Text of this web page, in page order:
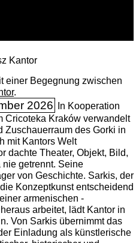
Kantor
einer Begegnung zwischen
.
2026
In Kooperation
Cricoteka Kraków verwandelt
Zuschauerraum des Gorki in
mit Kantors Welt
dachte Theater, Objekt, Bild,
nie getrennt. Seine
von Geschichte. Sarkis, der
Konzeptkunst entscheidend
armenischen
arbeitet, lädt Kantor in
Von Sarkis übernimmt das
Einladung als künstlerische